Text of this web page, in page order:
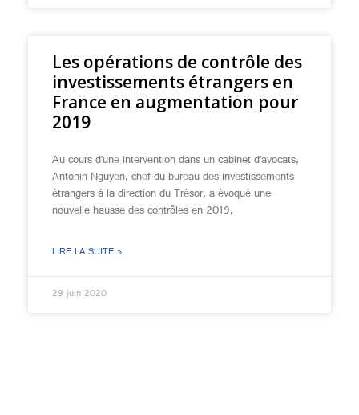
Les opérations de contrôle des
investissements étrangers en
France en augmentation pour
2019
Au cours d’une intervention dans un cabinet d’avocats,
Antonin Nguyen, chef du bureau des investissements
étrangers à la direction du Trésor, a évoqué une
nouvelle hausse des contrôles en 2019,
LIRE LA SUITE »
29 juin 2020